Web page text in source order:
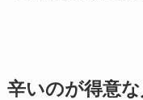
辛いのが得意